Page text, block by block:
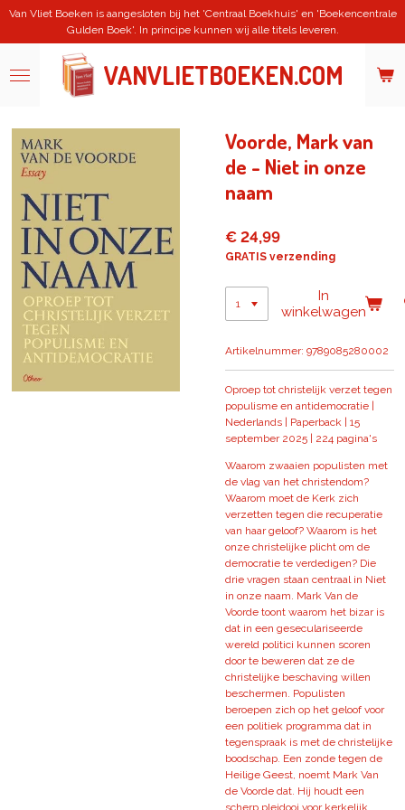
Ga
hoofdinhoud
VANVLIETBOEKEN.COM
Van Vliet Boeken is aangesloten bij het 'Centraal Boekhuis' en 'Boekencentrale
Gulden Boek'. In principe kunnen wij alle titels leveren.
Voorde, Mark van
de - Niet in onze
naam
€ 24,99
GRATIS verzending
In
winkelwagen
Artikelnummer: 9789085280002
Oproep tot christelijk verzet tegen
populisme en antidemocratie |
Nederlands | Paperback | 15
september 2025 | 224 pagina's
Waarom zwaaien populisten met
de vlag van het christendom?
Waarom moet de Kerk zich
verzetten tegen die recuperatie
van haar geloof? Waarom is het
onze christelijke plicht om de
democratie te verdedigen? Die
drie vragen staan centraal in Niet
in onze naam. Mark Van de
Voorde toont waarom het bizar is
dat in een geseculariseerde
wereld politici kunnen scoren
door te beweren dat ze de
christelijke beschaving willen
beschermen. Populisten
beroepen zich op het geloof voor
een politiek programma dat in
tegenspraak is met de christelijke
boodschap. Een zonde tegen de
Heilige Geest, noemt Mark Van
de Voorde dat. Hij houdt een
scherp pleidooi voor kerkelijk